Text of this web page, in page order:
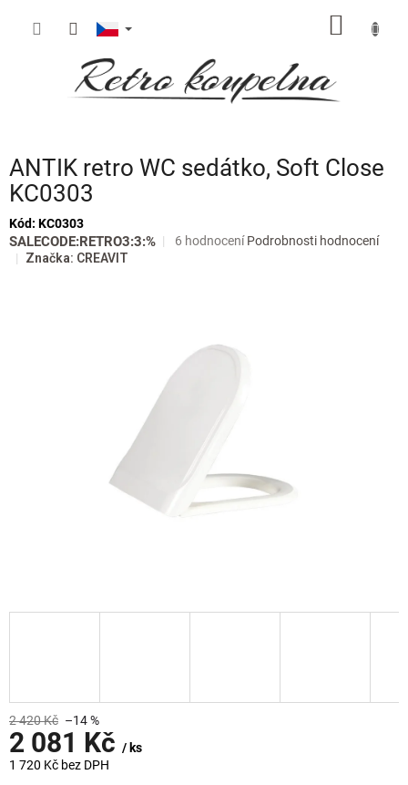
ANTIK retro WC sedátko, Soft Close
KC0303
Kód: KC0303
SALECODE:RETRO3:3:%
Průměrné
hvězdiček.
6 hodnocení Podrobnosti hodnocení
Značka: CREAVIT
2 420 Kč –14 %
2 081 Kč / ks
1 720 Kč bez DPH